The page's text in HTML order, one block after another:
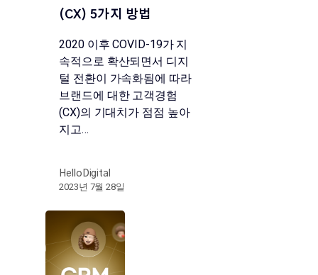
(CX) 5가지 방법
2020 이후 COVID-19가 지
속적으로 확산되면서 디지
털 전환이 가속화됨에 따라
브랜드에 대한 고객경험
(CX)의 기대치가 점점 높아
지고…
HelloDigital
2023년 7월 28일